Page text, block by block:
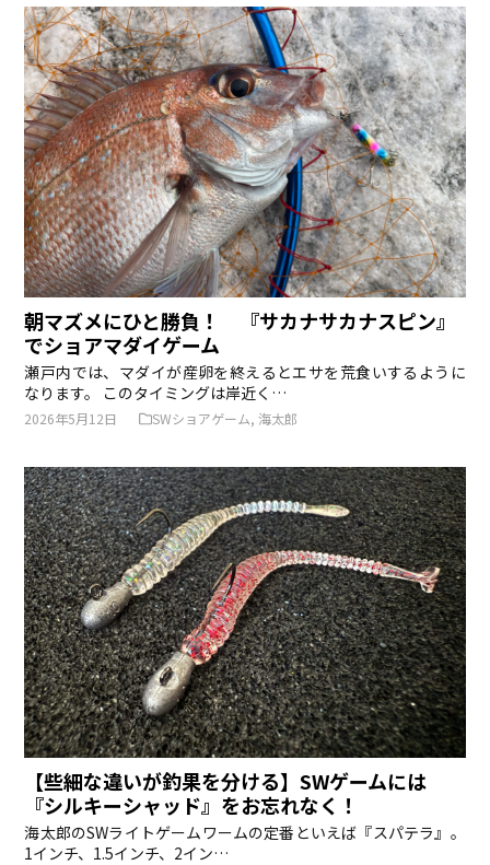
朝マズメにひと勝負！ 『サカナサカナスピン』
でショアマダイゲーム
瀬戸内では、マダイが産卵を終えるとエサを荒食いするように
なります。 このタイミングは岸近く…
2026年5月12日 SWショアゲーム,海太郎
【些細な違いが釣果を分ける】SWゲームには
『シルキーシャッド』をお忘れなく！
海太郎のSWライトゲームワームの定番といえば『スパテラ』。
1インチ、1.5インチ、2イン…